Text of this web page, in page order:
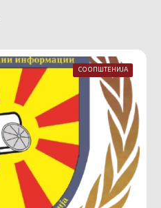
СООПШТЕНИЈА